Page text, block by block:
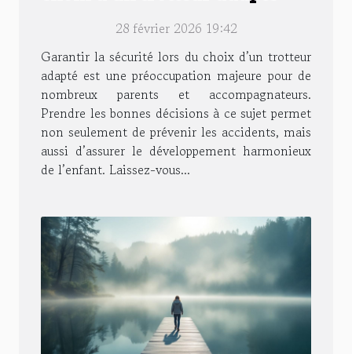
28 février 2026 19:42
Garantir la sécurité lors du choix d’un trotteur
adapté est une préoccupation majeure pour de
nombreux parents et accompagnateurs.
Prendre les bonnes décisions à ce sujet permet
non seulement de prévenir les accidents, mais
aussi d’assurer le développement harmonieux
de l’enfant. Laissez-vous...